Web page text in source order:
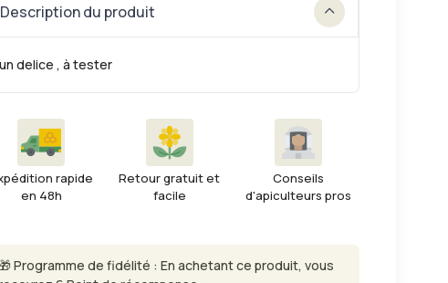
Description du produit
un delice , à tester
rapide
en 48h
Retour gratuit et
facile
Conseils
d'apiculteurs pros
🎁 Programme de fidélité : En achetant ce produit, vous